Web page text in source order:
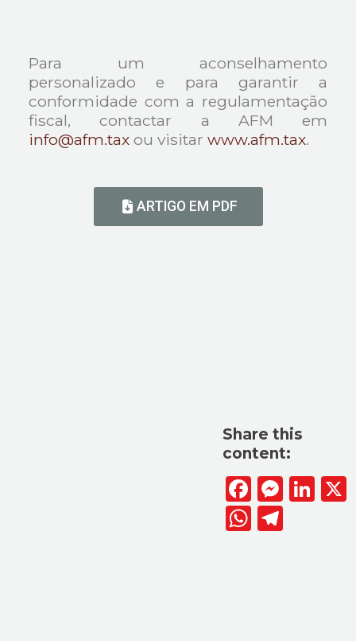
Para um aconselhamento
personalizado e para garantir a
conformidade com a regulamentação
fiscal, contactar a AFM em
info@afm.tax ou visitarwww.afm.tax.
ARTIGO EM PDF
Share this
content:
Facebook